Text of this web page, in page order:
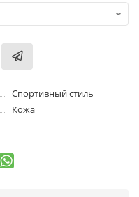
Спортивный стиль
Кожа